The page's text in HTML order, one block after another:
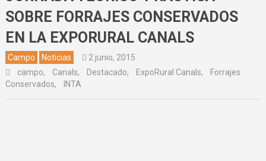
SOBRE FORRAJES CONSERVADOS
EN LA EXPORURAL CANALS
Campo Noticias
2 junio, 2015
campo, Canals, Destacado, ExpoRural Canals,
Forrajes
Conservados, INTA